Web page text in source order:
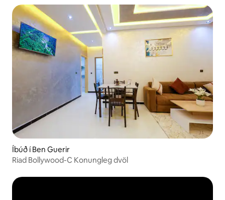
Íbúð í Ben Guerir
‎Riad Bollywood-C Konungleg dvöl